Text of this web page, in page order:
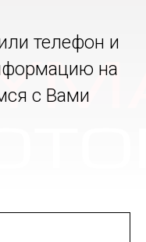
телефон и
на
с Вами